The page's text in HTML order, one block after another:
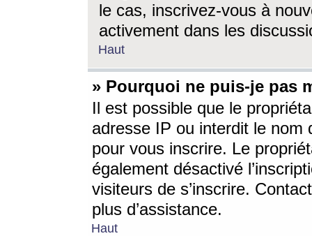
le cas, inscrivez-vous à
activement dans les
Haut
» Pourquoi ne puis-je pas
Il est possible que le
adresse IP ou interdit le nom
pour vous inscrire. Le
également désactivé
visiteurs de s’inscrire.
plus d’assistance.
Haut